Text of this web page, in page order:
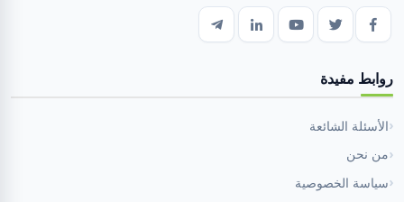
روابط مفيدة
الأسئلة الشائعة
من نحن
سياسة الخصوصية